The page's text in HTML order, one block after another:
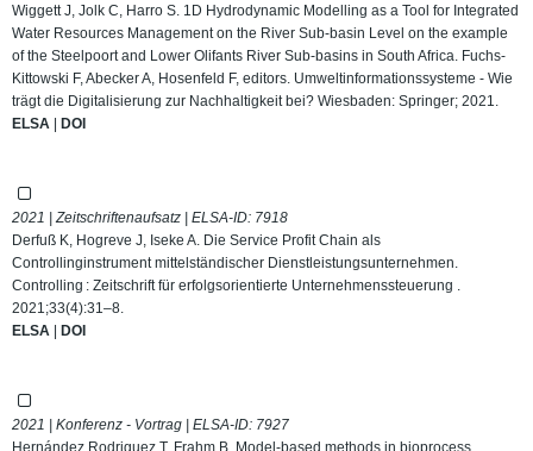
Wiggett J, Jolk C, Harro S. 1D Hydrodynamic Modelling as a Tool for Integrated
Water Resources Management on the River Sub-basin Level on the example
of the Steelpoort and Lower Olifants River Sub-basins in South Africa. Fuchs-
Kittowski F, Abecker A, Hosenfeld F, editors. Umweltinformationssysteme - Wie
trägt die Digitalisierung zur Nachhaltigkeit bei? Wiesbaden: Springer; 2021.
ELSA | DOI
2021 | Zeitschriftenaufsatz | ELSA-ID: 7918
Derfuß K, Hogreve J, Iseke A. Die Service Profit Chain als
Controllinginstrument mittelständischer Dienstleistungsunternehmen.
Controlling : Zeitschrift für erfolgsorientierte Unternehmenssteuerung .
2021;33(4):31–8.
ELSA | DOI
2021 | Konferenz - Vortrag | ELSA-ID: 7927
Hernández Rodriguez T, Frahm B. Model-based methods in bioprocess